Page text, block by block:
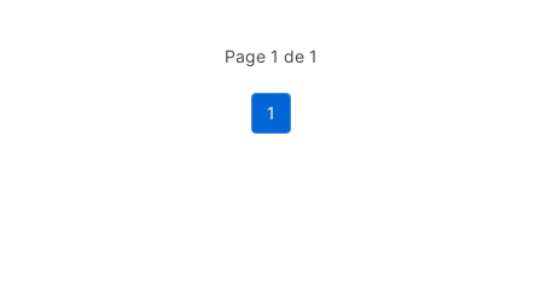
Page 1 de 1
1